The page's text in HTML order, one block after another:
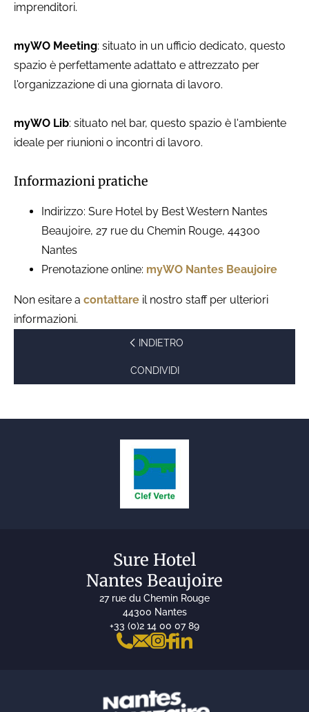
imprenditori.
myWO Meeting: situato in un ufficio dedicato, questo
spazio è perfettamente adattato e attrezzato per
l'organizzazione di una giornata di lavoro.
myWO Lib: situato nel bar, questo spazio è l'ambiente
ideale per riunioni o incontri di lavoro.
Informazioni pratiche
Indirizzo: Sure Hotel by Best Western Nantes
Beaujoire, 27 rue du Chemin Rouge, 44300
Nantes
Prenotazione online: myWO Nantes Beaujoire
Non esitare a contattare il nostro staff per ulteriori
informazioni.
INDIETRO
CONDIVIDI
Sure Hotel
Nantes Beaujoire
27 rue du Chemin Rouge
44300 Nantes
+33 (0)2 14 00 07 89